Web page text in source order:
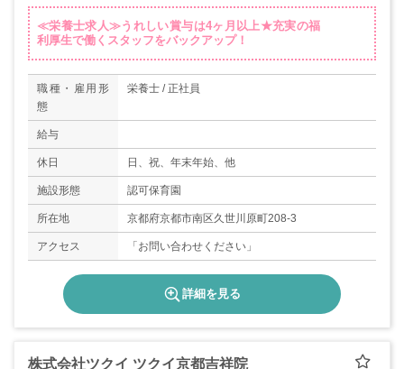
≪栄養士求人≫うれしい賞与は4ヶ月以上★充実の福
利厚生で働くスタッフをバックアップ！
職種・雇用形
態
栄養士 / 正社員
給与
休日 日、祝、年末年始、他
施設形態 認可保育園
所在地 京都府京都市南区久世川原町208-3
アクセス 「お問い合わせください」
詳細を見る
株式会社ツクイ ツクイ京都吉祥院